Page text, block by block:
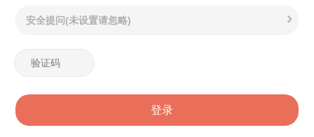
安全提问(未设置请忽略)
登录